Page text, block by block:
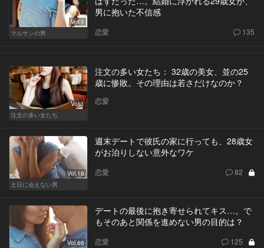
Vol.1
マルサンの男
男に抱いた不信感
恋愛 135
Vol.1
注文の多い女たち
注文の多い女たち： 32歳の美女、並の25
歳に惨敗。その理由は若さだけなのか？
恋愛
Vol.16
土日に会えない男
週末デートで彼氏の家に行っても、28歳女
がお泊りしない意外なワケ
恋愛 82
Vol.66
デートの最後に抱き寄せられてキス…。で
もそのあと関係を進めない男の目的は？
恋愛 125